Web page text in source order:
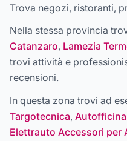
Trova negozi, ristoranti,
Nella stessa provincia
Catanzaro, Lamezia
trovi attività e
recensioni.
In questa zona trovi ad
Targotecnica, Autofficina
Elettrauto Accessori per